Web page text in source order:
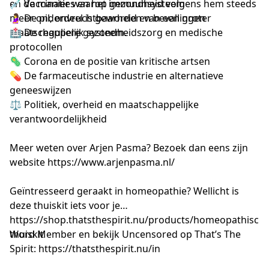
en de manier waarop gezondheid volgens hem steeds
meer onderdeel is geworden van een groter
maatschappelijk systeem.
💉 Vaccinaties en het immuunsysteem
🤰 De pil, onvruchtbaarheid en bevallingen
🏥 De reguliere gezondheidszorg en medische
protocollen
🦠 Corona en de positie van kritische artsen
💊 De farmaceutische industrie en alternatieve
geneeswijzen
⚖️ Politiek, overheid en maatschappelijke
verantwoordelijkheid
Meer weten over Arjen Pasma? Bezoek dan eens zijn
website https://www.arjenpasma.nl/
Geïntresseerd geraakt in homeopathie? Wellicht is
deze thuiskit iets voor je
https://shop.thatsthespirit.nu/products/
thuiskit
Word Member en bekijk Uncensored op That’s The
Spirit: https://thatsthespirit.nu/in